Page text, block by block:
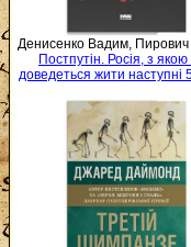
Денисенко Вадим, Пирович
Постпутін. Росія, з
доведеться жити наступні